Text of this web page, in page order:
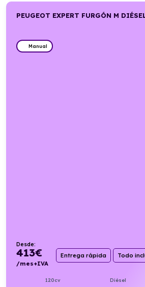
PEUGEOT EXPERT FURGÓN M
Manual
Desde:
413€
/mes+IVA
Entrega rápida Todo
120cv Diésel